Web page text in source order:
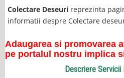
Colectare Deseuri reprezinta
informatii despre Colectare
Adaugarea si promovarea
pe portalul nostru implica
Descriere Servicii